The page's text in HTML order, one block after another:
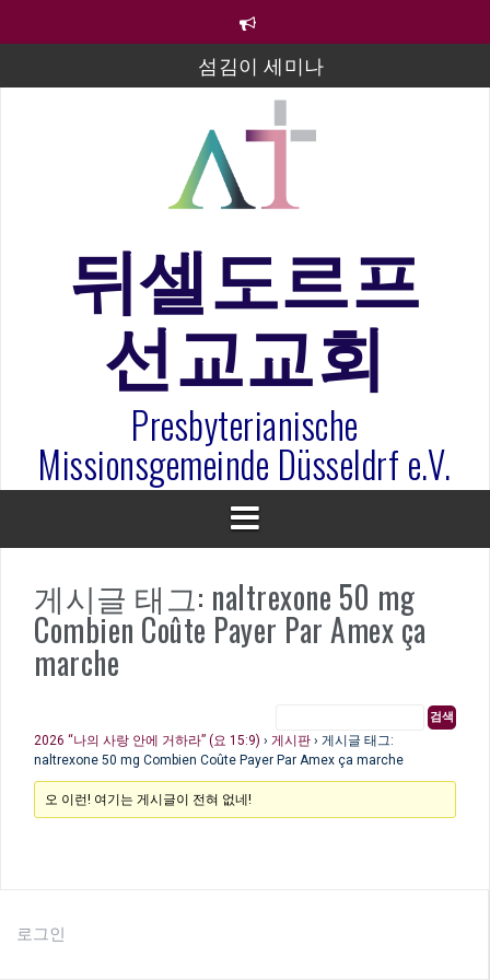
섬김이 세미나
김태희 자매 졸업연주
2023년 어린이 주일 유초등부 발표
라합3 나라 봉헌송
은퇴사-우선화 권사
20260322 주안에 가만히 머물기(요한복음 15:1-17) 손
훈목사
뒤셀도르프
선교교회
Presbyterianische
Missionsgemeinde Düsseldrf e.V.
게시글 태그: naltrexone 50 mg
Combien Coûte Payer Par Amex ça
marche
2026 “나의 사랑 안에 거하라” (요 15:9) › 게시판 › 게시글 태그:
naltrexone 50 mg Combien Coûte Payer Par Amex ça marche
오 이런! 여기는 게시글이 전혀 없네!
로그인